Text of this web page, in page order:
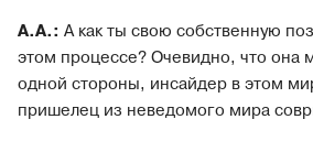
А.А.: А как ты свою собственную
этом процессе? Очевидно, что
одной стороны, инсайдер в этом
пришелец из неведомого мира